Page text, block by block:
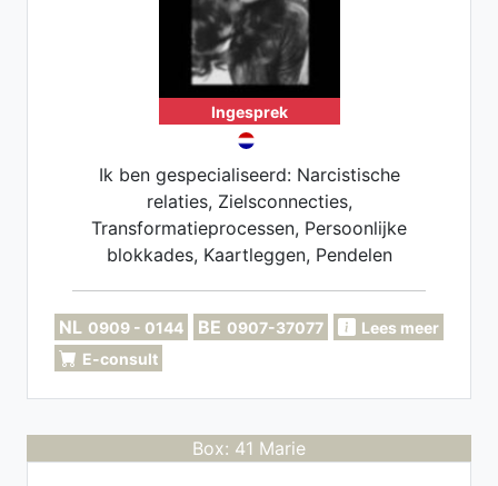
Ingesprek
Ik ben gespecialiseerd: Narcistische
relaties, Zielsconnecties,
Transformatieprocessen, Persoonlijke
blokkades, Kaartleggen, Pendelen
NL 0909 - 0144 BE 0907-37077
Lees meer
E-consult
Box: 41 Marie